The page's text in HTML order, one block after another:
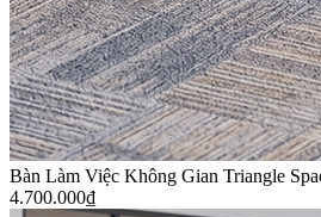
Bàn Làm Việc Không Gian Triangle
4.700.000₫